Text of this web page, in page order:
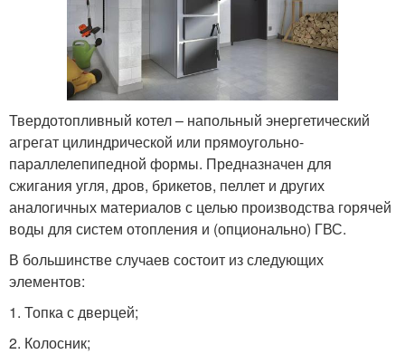
Твердотопливный котел – напольный энергетический
агрегат цилиндрической или прямоугольно-
параллелепипедной формы. Предназначен для
сжигания угля, дров, брикетов, пеллет и других
аналогичных материалов с целью производства горячей
воды для систем отопления и (опционально) ГВС.
В большинстве случаев состоит из следующих
элементов:
1. Топка с дверцей;
2. Колосник;